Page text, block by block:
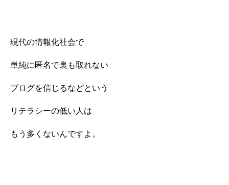
現代の情報化社会で
単純に匿名で裏も取れない
ブログを信じるなどという
リテラシーの低い人は
もう多くないんですよ。